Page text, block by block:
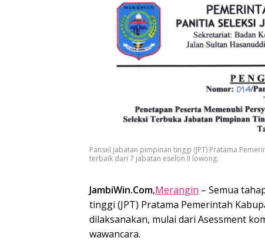
Pansel jabatan pimpinan tinggi (JPT) Pratama
terbaik dari 7 jabatan eselon II lowong.
JambiWin.Com,Merangin – Semua
tinggi (JPT) Pratama Pemerintah
dilaksanakan, mulai dari Asessment
wawancara.